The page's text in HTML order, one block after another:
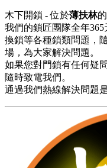
木下開鎖 - 位於薄扶林的
我們的鎖匠團隊全年
換鎖等各種鎖類問題，
場，為大家解決問題。
如果您對門鎖有任何疑
隨時致電我們。
通過我們熱線解決問題